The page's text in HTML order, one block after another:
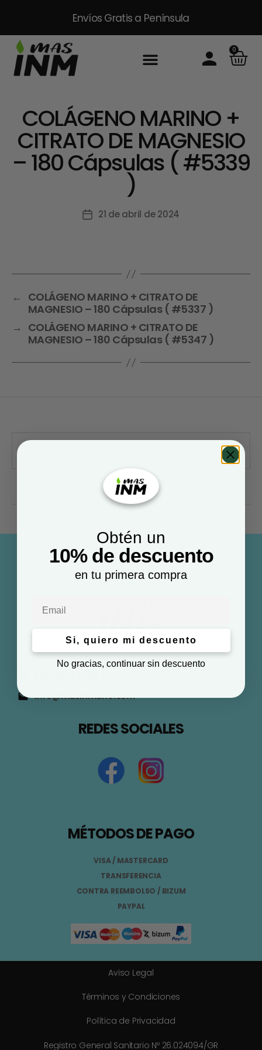
Envíos Gratis a Península
0
COLÁGENO MARINO +
CITRATO DE MAGNESIO
– 180 Cápsulas ( #5339
)
21 de abril de 2024
← COLÁGENO MARINO + CITRATO DE
MAGNESIO – 180 Cápsulas ( #5337 )
→ COLÁGENO MARINO + CITRATO DE
MAGNESIO – 180 Cápsulas ( #5347 )
info@masinmune.com
REDES SOCIALES
MÉTODOS DE PAGO
VISA / MASTERCARD
TRANSFERENCIA
CONTRA REEMBOLSO / BIZUM
PAYPAL
Aviso Legal
Términos y Condiciones
Política de Privacidad
Registro General Sanitario Nº 26.024094/GR
Obtén un
10% de descuento
en tu primera compra
Si, quiero mi descuento
No gracias, continuar sin descuento